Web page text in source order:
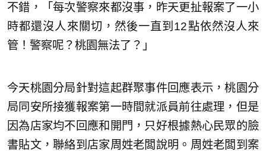
不錯，「每次警察來都沒事，昨天更扯報案了一小
時都還沒人來關切，然後一直到12點依然沒人來
管！警察呢？桃園無法了？」
今天桃園分局針對這起群聚事件回應表示，桃園分
局同安所接獲報案第一時間就派員前往處理，但是
因為店家均不回應和開門，只好根據熱心民眾的臉
書貼文，聯絡到店家周姓老闆說明。周姓老闆到案